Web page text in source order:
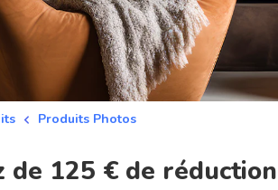
Produits Photos
de 125 € de